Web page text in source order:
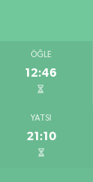
ÖĞLE
12:46
YATSI
21:10